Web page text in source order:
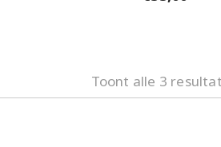
Toont alle 3